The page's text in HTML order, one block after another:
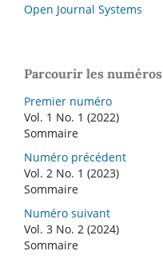
Open Journal Systems
Parcourir les numéros
Premier numéro
Vol. 1 No. 1 (2022)
Sommaire
Numéro précédent
Vol. 2 No. 1 (2023)
Sommaire
Numéro suivant
Vol. 3 No. 2 (2024)
Sommaire